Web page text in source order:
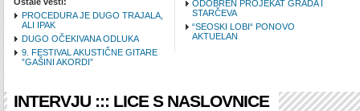
PROCEDURA JE DUGO TRAJALA,
ALI IPAK
DUGO OČEKIVANA ODLUKA
9. FESTIVAL AKUSTIČNE GITARE
”GAŠINI AKORDI”
ODOBREN PROJEKAT GRADA I
STARČEVA
“SEOSKI LOBI“ PONOVO
AKTUELAN
INTERVJU ::: LICE S NASLOVNICE